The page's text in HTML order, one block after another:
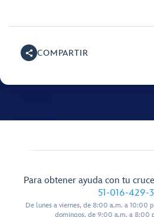
COMPARTIR
Para obtener ayuda con tu
51-016-429-
De lunes a viernes, de 8:00 a.m. a 10:00
domingos, de 9:00 a.m. a 8:00